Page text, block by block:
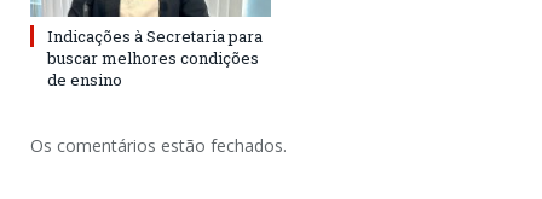
Indicações à Secretaria para
buscar melhores condições
de ensino
Os comentários estão fechados.